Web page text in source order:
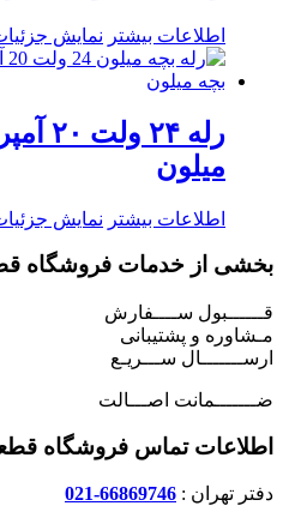
اطلاعات بیشتر نمایش
میلون
اطلاعات بیشتر نمایش
بخشی از خدمات فروشگاه
قــــــبول ســــفارش
مـشاوره و پشتیبانی
ارســـــــال ســـریـع
ضـــــــمانت اصـــالت
اطلاعات تماس فروشگاه
دفتر تهران : 66869746-021